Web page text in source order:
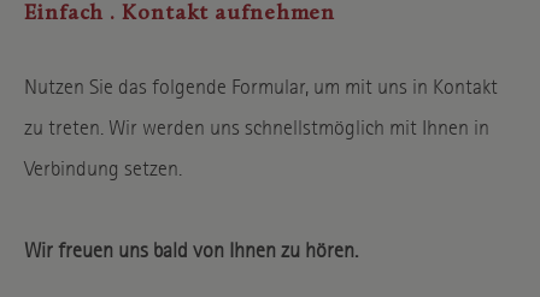
Einfach . Kontakt aufnehmen
Nutzen Sie das folgende Formular, um mit uns in Kontakt
zu treten. Wir werden uns schnellstmöglich mit Ihnen in
Verbindung setzen.
Wir freuen uns bald von Ihnen zu hören.